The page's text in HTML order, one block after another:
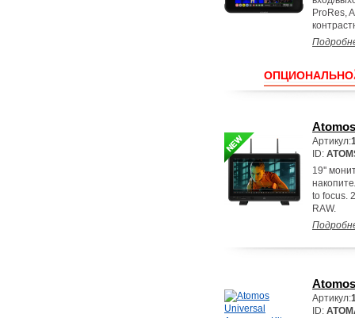
ProRes,
ОПЦИОНАЛЬНО
Артикул:
ID:
19''
to focus.
RAW.
Артикул:
ID: